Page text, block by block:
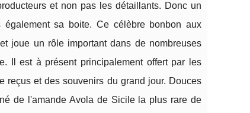
et non pas les détaillants. Donc un
sa boite. Ce célèbre bonbon aux
joue un rôle important dans de nombreuses
Il est à présent principalement offert par les
reçus et des souvenirs du grand jour. Douces
de l'amande Avola de Sicile la plus rare de